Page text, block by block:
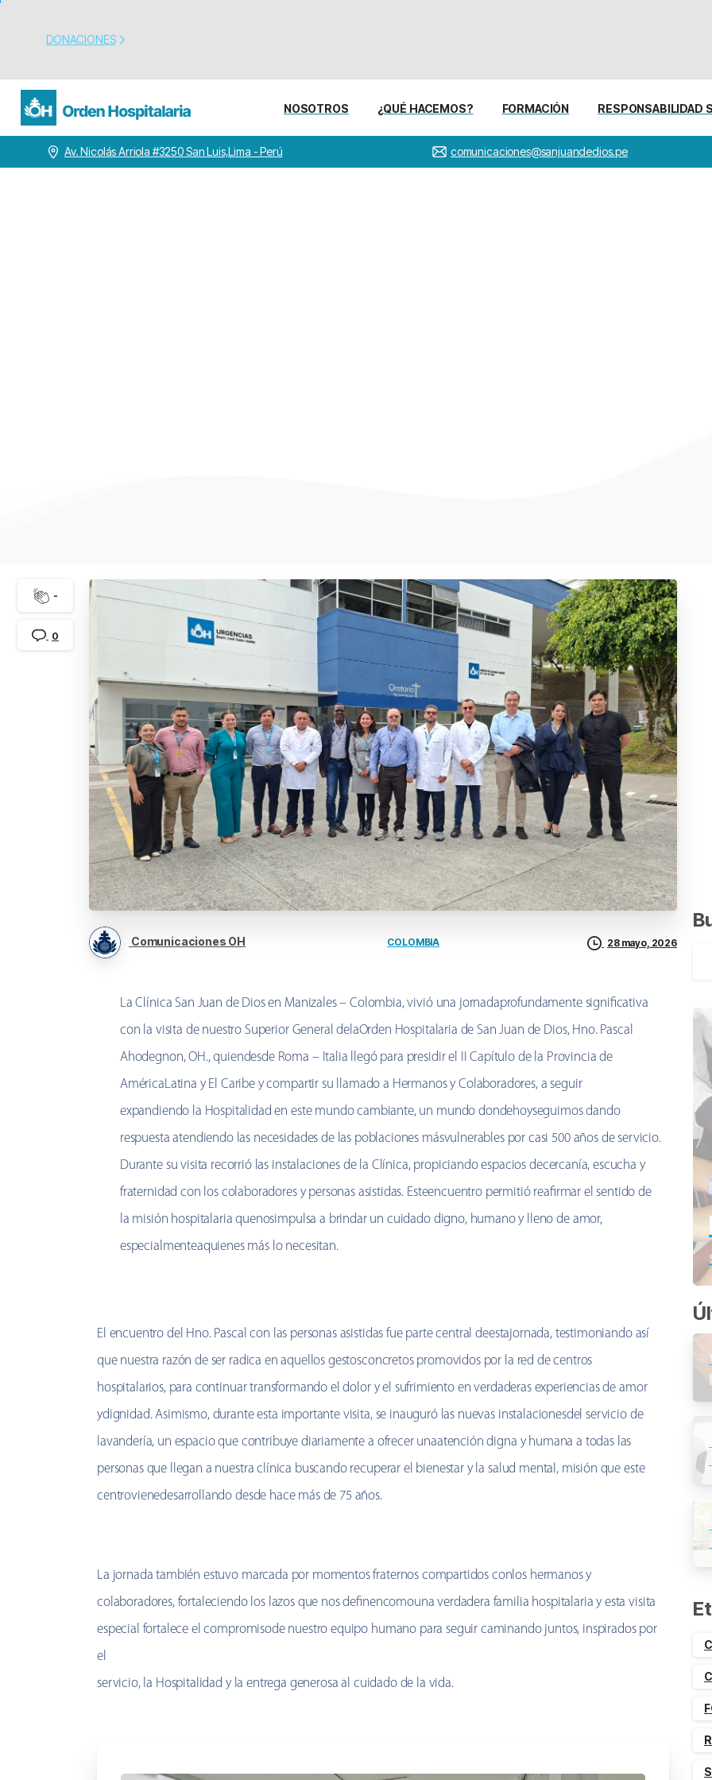
DONACIONES
NOSOTROS ¿QUÉ HACEMOS? FORMACIÓN RESPONSABILIDAD
Av. Nicolás Arriola #3250 San Luis,Lima - Perú comunicaciones@sanjuandedios.pe
Comunicaciones OH COLOMBIA 28 mayo, 2026
La Clínica San Juan de Dios en Manizales – Colombia, vivió una jornadaprofundamente significativa
con la visita de nuestro Superior General delaOrden Hospitalaria de San Juan de Dios, Hno. Pascal
Ahodegnon, OH., quiendesde Roma – Italia llegó para presidir el II Capítulo de la Provincia de
AméricaLatina y El Caribe y compartir su llamado a Hermanos y Colaboradores, a seguir
expandiendo la Hospitalidad en este mundo cambiante, un mundo dondehoyseguimos dando
respuesta atendiendo las necesidades de las poblaciones másvulnerables por casi 500 años de servicio.
Durante su visita recorrió las instalaciones de la Clínica, propiciando espacios decercanía, escucha y
fraternidad con los colaboradores y personas asistidas. Esteencuentro permitió reafirmar el sentido de
la misión hospitalaria quenosimpulsa a brindar un cuidado digno, humano y lleno de amor,
especialmenteaquienes más lo necesitan.
El encuentro del Hno. Pascal con las personas asistidas fue parte central deestajornada, testimoniando así
que nuestra razón de ser radica en aquellos gestosconcretos promovidos por la red de centros
hospitalarios, para continuar transformando el dolor y el sufrimiento en verdaderas experiencias de amor
ydignidad. Asimismo, durante esta importante visita, se inauguró las nuevas instalacionesdel servicio de
lavandería, un espacio que contribuye diariamente a ofrecer unaatención digna y humana a todas las
personas que llegan a nuestra clínica buscando recuperar el bienestar y la salud mental, misión que este
centrovienedesarrollando desde hace más de 75 años.
La jornada también estuvo marcada por momentos fraternos compartidos conlos hermanos y
colaboradores, fortaleciendo los lazos que nos definencomouna verdadera familia hospitalaria y esta visita
especial fortalece el compromisode nuestro equipo humano para seguir caminando juntos, inspirados por
el
servicio, la Hospitalidad y la entrega generosa al cuidado de la vida.
-
0